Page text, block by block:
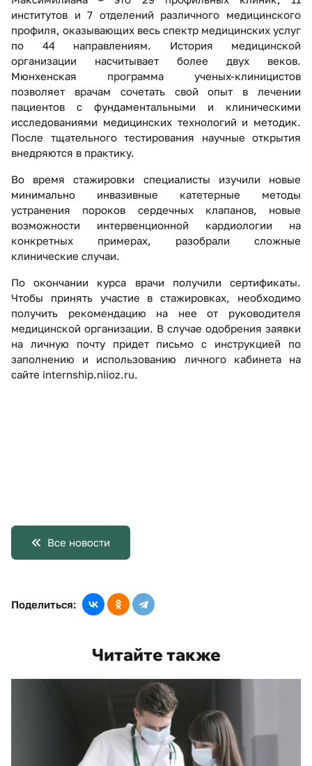
институтов и 7 отделений различного медицинского
профиля, оказывающих весь спектр медицинских услуг
по 44 направлениям. История медицинской
организации насчитывает более двух веков.
Мюнхенская программа ученых-клиницистов
позволяет врачам сочетать свой опыт в лечении
пациентов с фундаментальными и клиническими
исследованиями медицинских технологий и методик.
После тщательного тестирования научные открытия
внедряются в практику.
Во время стажировки специалисты изучили новые
минимально инвазивные катетерные методы
устранения пороков сердечных клапанов, новые
возможности интервенционной кардиологии на
конкретных примерах, разобрали сложные
клинические случаи.
По окончании курса врачи получили сертификаты.
Чтобы принять участие в стажировках, необходимо
получить рекомендацию на нее от руководителя
медицинской организации. В случае одобрения заявки
на личную почту придет письмо с инструкцией по
заполнению и использованию личного кабинета на
сайте internship.niioz.ru.
Все новости
Поделиться:
Читайте также